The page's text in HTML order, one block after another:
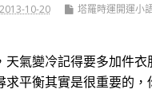
2013-10-20 塔羅時運開運小
天氣變冷記得要多加件衣
求平衡其實是很重要的，